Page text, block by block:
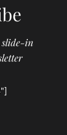
slide-in